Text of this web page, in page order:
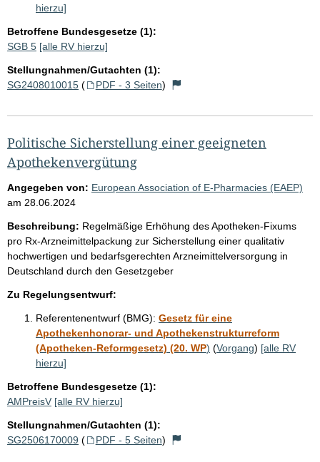
hierzu]
Betroffene Bundesgesetze (1):
SGB 5 [alle RV hierzu]
Stellungnahmen/Gutachten (1):
SG2408010015 ( PDF - 3 Seiten)
Politische Sicherstellung einer geeigneten
Apothekenvergütung
Angegeben von: European Association of E-Pharmacies (EAEP)
am 28.06.2024
Beschreibung: Regelmäßige Erhöhung des Apotheken-Fixums
pro Rx-Arzneimittelpackung zur Sicherstellung einer qualitativ
hochwertigen und bedarfsgerechten Arzneimittelversorgung in
Deutschland durch den Gesetzgeber
Zu Regelungsentwurf:
Referentenentwurf (BMG): Gesetz für eine
Apothekenhonorar- und Apothekenstrukturreform
(Apotheken-Reformgesetz) (20. WP) (Vorgang) [alle RV
hierzu]
Betroffene Bundesgesetze (1):
AMPreisV [alle RV hierzu]
Stellungnahmen/Gutachten (1):
SG2506170009 ( PDF - 5 Seiten)